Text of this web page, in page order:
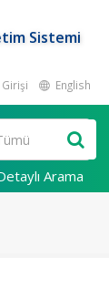
Sistemi
Girişi English
Arama